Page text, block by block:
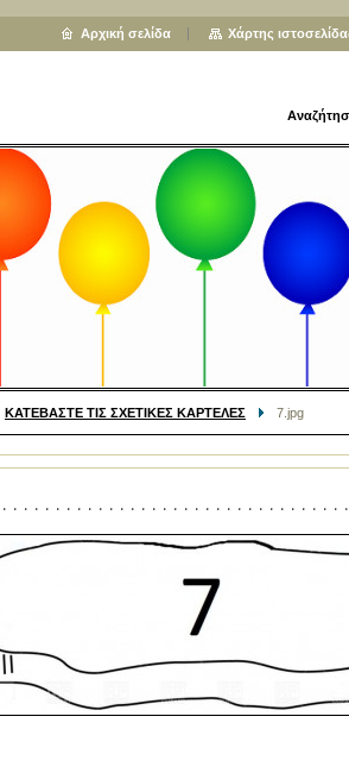
ΚΑΤΕΒΑΣΤΕ ΤΙΣ ΣΧΕΤΙΚΕΣ ΚΑΡΤΕΛΕΣ 7.jpg
Αρχική σελίδα Χάρτης